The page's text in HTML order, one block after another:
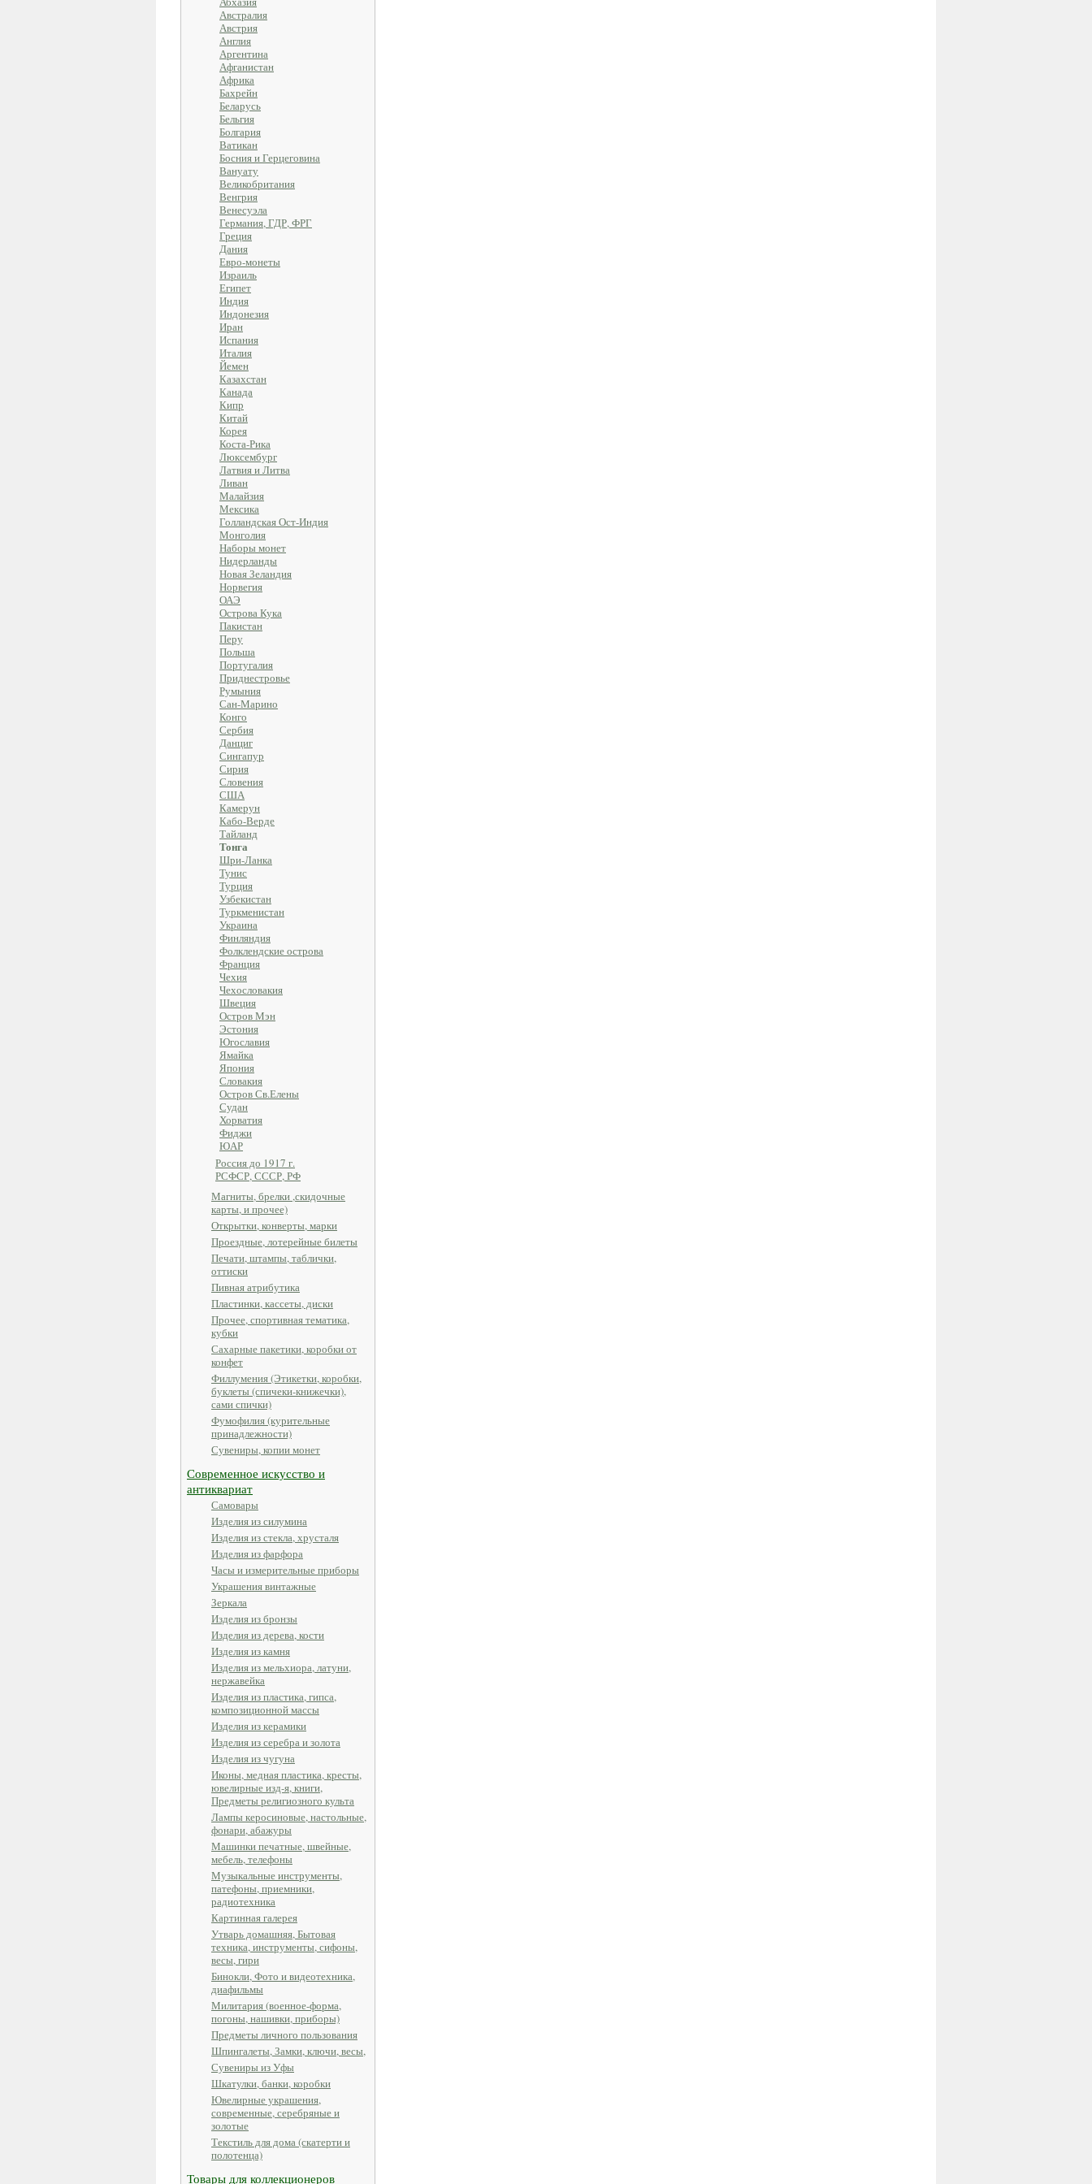
Австралия
Австрия
Англия
Аргентина
Афганистан
Африка
Бахрейн
Беларусь
Бельгия
Болгария
Ватикан
Босния и Герцеговина
Вануату
Великобритания
Венгрия
Венесуэла
Германия, ГДР, ФРГ
Греция
Дания
Евро-монеты
Израиль
Египет
Индия
Индонезия
Иран
Испания
Италия
Йемен
Казахстан
Канада
Кипр
Китай
Корея
Коста-Рика
Люксембург
Латвия и Литва
Ливан
Малайзия
Мексика
Голландская Ост-Индия
Монголия
Наборы монет
Нидерланды
Новая Зеландия
Норвегия
ОАЭ
Острова Кука
Пакистан
Перу
Польша
Португалия
Приднестровье
Румыния
Сан-Марино
Конго
Сербия
Данциг
Сингапур
Сирия
Словения
США
Камерун
Кабо-Верде
Тайланд
Тонга
Шри-Ланка
Тунис
Турция
Узбекистан
Туркменистан
Украина
Финляндия
Фолклендские острова
Франция
Чехия
Чехословакия
Швеция
Остров Мэн
Эстония
Югославия
Ямайка
Япония
Словакия
Остров Св.Елены
Судан
Хорватия
Фиджи
ЮАР
Россия до 1917 г.
РСФСР, СССР, РФ
Магниты, брелки ,скидочные
карты, и прочее)
Открытки, конверты, марки
Проездные, лотерейные билеты
Печати, штампы, таблички,
оттиски
Пивная атрибутика
Пластинки, кассеты, диски
Прочее, спортивная тематика,
кубки
Сахарные пакетики, коробки от
конфет
Филлумения (Этикетки, коробки,
буклеты (спичеки-книжечки),
сами спички)
Фумофилия (курительные
принадлежности)
Сувениры, копии монет
Современное искусство и
антиквариат
Самовары
Изделия из силумина
Изделия из стекла, хрусталя
Изделия из фарфора
Часы и измерительные приборы
Украшения винтажные
Зеркала
Изделия из бронзы
Изделия из дерева, кости
Изделия из камня
Изделия из мельхиора, латуни,
нержавейка
Изделия из пластика, гипса,
композиционной массы
Изделия из керамики
Изделия из серебра и золота
Изделия из чугуна
Иконы, медная пластика, кресты,
ювелирные изд-я, книги,
Предметы религиозного культа
Лампы керосиновые, настольные,
фонари, абажуры
Машинки печатные, швейные,
мебель, телефоны
Музыкальные инструменты,
патефоны, приемники,
радиотехника
Картинная галерея
Утварь домашняя, Бытовая
техника, инструменты, сифоны,
весы, гири
Бинокли, Фото и видеотехника,
диафильмы
Милитария (военное-форма,
погоны, нашивки, приборы)
Предметы личного пользования
Шпингалеты, Замки, ключи, весы,
Сувениры из Уфы
Шкатулки, банки, коробки
Ювелирные украшения,
современные, серебряные и
золотые
Текстиль для дома (скатерти и
полотенца)
Товары для коллекционеров